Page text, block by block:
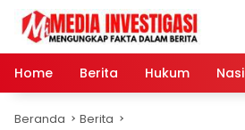
Langsung
konten
Home
Berita Hukum
Beranda Berita